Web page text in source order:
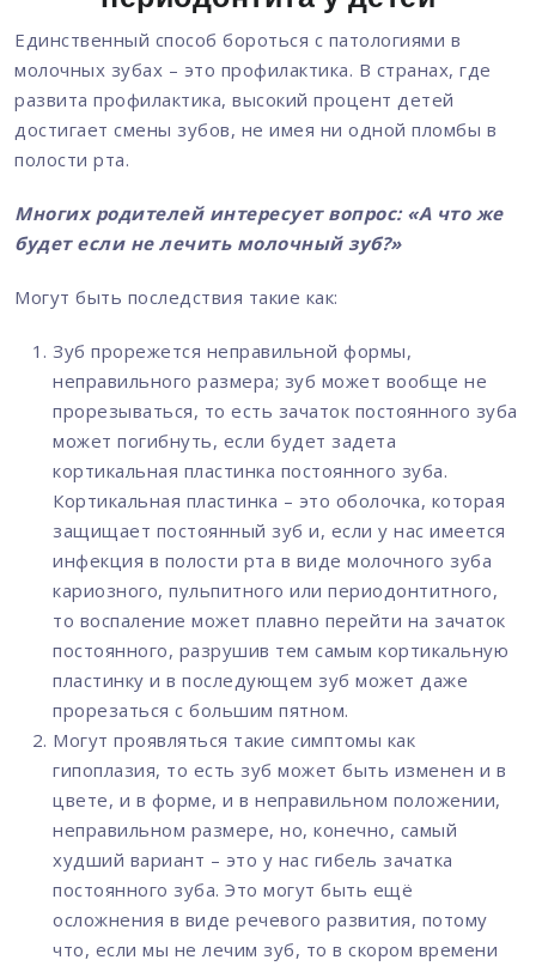
Единственный способ бороться с патологиями в
молочных зубах – это профилактика. В странах, где
развита профилактика, высокий процент детей
достигает смены зубов, не имея ни одной пломбы в
полости рта.
Многих родителей интересует вопрос: «А что же
будет если не лечить молочный зуб?»
Могут быть последствия такие как:
Зуб прорежется неправильной формы,
неправильного размера; зуб может вообще не
прорезываться, то есть зачаток постоянного зуба
может погибнуть, если будет задета
кортикальная пластинка постоянного зуба.
Кортикальная пластинка – это оболочка, которая
защищает постоянный зуб и, если у нас имеется
инфекция в полости рта в виде молочного зуба
кариозного, пульпитного или периодонтитного,
то воспаление может плавно перейти на зачаток
постоянного, разрушив тем самым кортикальную
пластинку и в последующем зуб может даже
прорезаться с большим пятном.
Могут проявляться такие симптомы как
гипоплазия, то есть зуб может быть изменен и в
цвете, и в форме, и в неправильном положении,
неправильном размере, но, конечно, самый
худший вариант – это у нас гибель зачатка
постоянного зуба. Это могут быть ещё
осложнения в виде речевого развития, потому
что, если мы не лечим зуб, то в скором времени